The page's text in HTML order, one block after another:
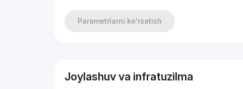
Parametrlarni ko'rsatish
Joylashuv va infratuzilma